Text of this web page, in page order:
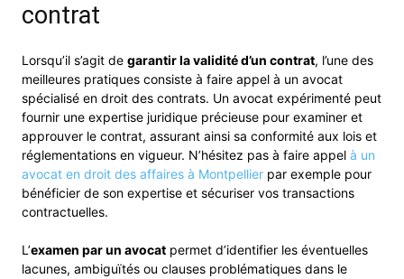
contrat
Lorsqu’il s’agit de garantir la validité d’un contrat, l’une des
meilleures pratiques consiste à faire appel à un avocat
spécialisé en droit des contrats. Un avocat expérimenté peut
fournir une expertise juridique précieuse pour examiner et
approuver le contrat, assurant ainsi sa conformité aux lois et
réglementations en vigueur. N’hésitez pas à faire appel à un
avocat en droit des affaires à Montpellier par exemple pour
bénéficier de son expertise et sécuriser vos transactions
contractuelles.
L’examen par un avocat permet d’identifier les éventuelles
lacunes, ambiguïtés ou clauses problématiques dans le